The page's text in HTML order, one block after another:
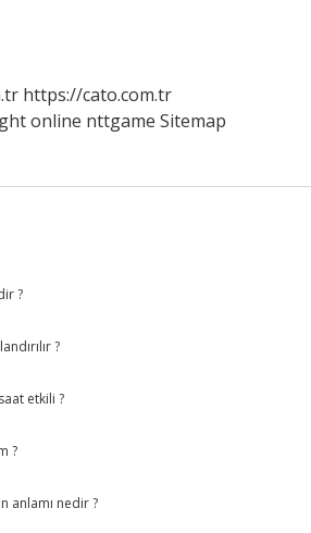
https://cato.com.tr
online nttgame Sitemap
?
?
etkili ?
?
anlamı nedir ?